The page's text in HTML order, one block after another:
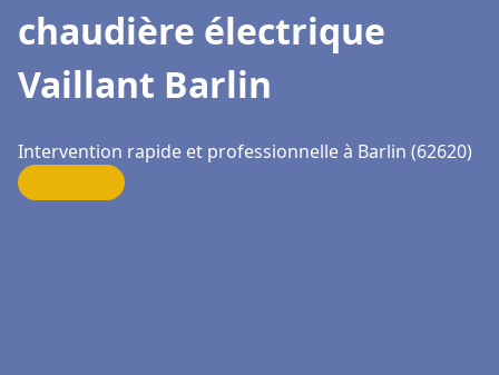
chaudière électrique
Vaillant Barlin
Intervention rapide et professionnelle à Barlin (62620)